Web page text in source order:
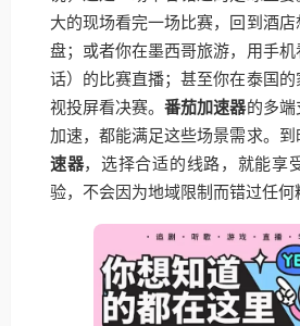
大的现场看完一场比赛，回到酒
盘；或者你在墨西哥旅游，用手
话）的比赛直播；甚至你在泰国
视投屏看决赛。番茄加速器的多端
加速，都能满足这些场景需求。
速器，选择合适的线路，就能享
验，不会因为地域限制而错过任何